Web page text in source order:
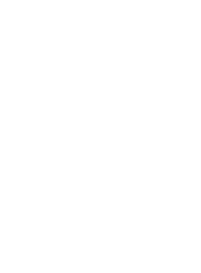
image in the carousel